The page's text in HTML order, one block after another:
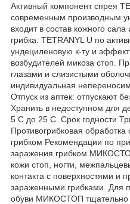
Активный компонент спрея
современным производным
входит в состав кожного
грибка. TETRANYL U по
ундециленовую к-ту и
возбудителей микоза стоп.
глазами и слизистыми
индивидуальная
Отпуск из аптек: отпускают
Хранить в недоступном для
5 С до 25 С. Срок годности
Противогрибковая
грибком Рекомендации по
заражения грибком
кожи стоп, ногти,
контакта с поверхностями и
зараженными грибками. Для
обуви МИКОСТОП тщательно